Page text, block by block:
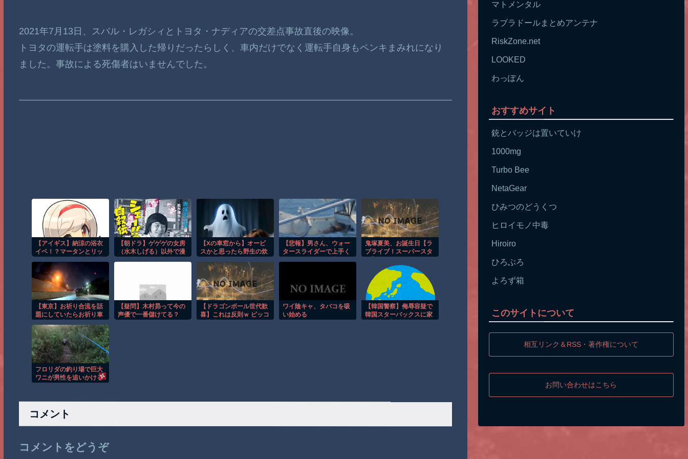
2021年7月13日、スバル・レガシィとトヨタ・ナディアの交差点事故直後の映像。
トヨタの運転手は塗料を購入した帰りだったらしく、車内だけでなく運転手自身もペンキまみれになり
ました。事故による死傷者はいませんでした。
【アイギス】納涼の浴衣
イベ！？マータンとリッ
様！！！
【朝ドラ】ゲゲゲの女房
（水木しげる）以外で漫
【Xの車窓から】オービ
スかと思ったら野生の炊
【悲報】男さん、ウォー
タースライダーで上手く
鬼塚夏美、お誕生日【ラ
ブライブ！スーパースタ
【東京】お祈り合流を話
題にしていたらお祈り車
ドラレコ。
【疑問】木村昴って今の
声優で一番儲けてる？
【ドラゴンボール世代歓
喜】これは反則ｗ ピッコ
ワイ陰キャ、タバコを吸
い始める
【韓国警察】侮辱容疑で
韓国スターバックスに家
フロリダの釣り場で巨大
ワニが男性を追いかける
コメント
コメントをどうぞ
マトメンタル
ラブラドールまとめアンテナ
RiskZone.net
LOOKED
わっぽん
おすすめサイト
銃とバッジは置いていけ
1000mg
Turbo Bee
NetaGear
ひみつのどうくつ
ヒロイモノ中毒
Hiroiro
ひろぶろ
よろず箱
このサイトについて
相互リンク＆RSS・著作権について
お問い合わせはこちら